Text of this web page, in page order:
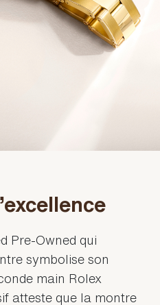
Pre‑Owned qui
symbolise son
main Rolex
atteste que la montre